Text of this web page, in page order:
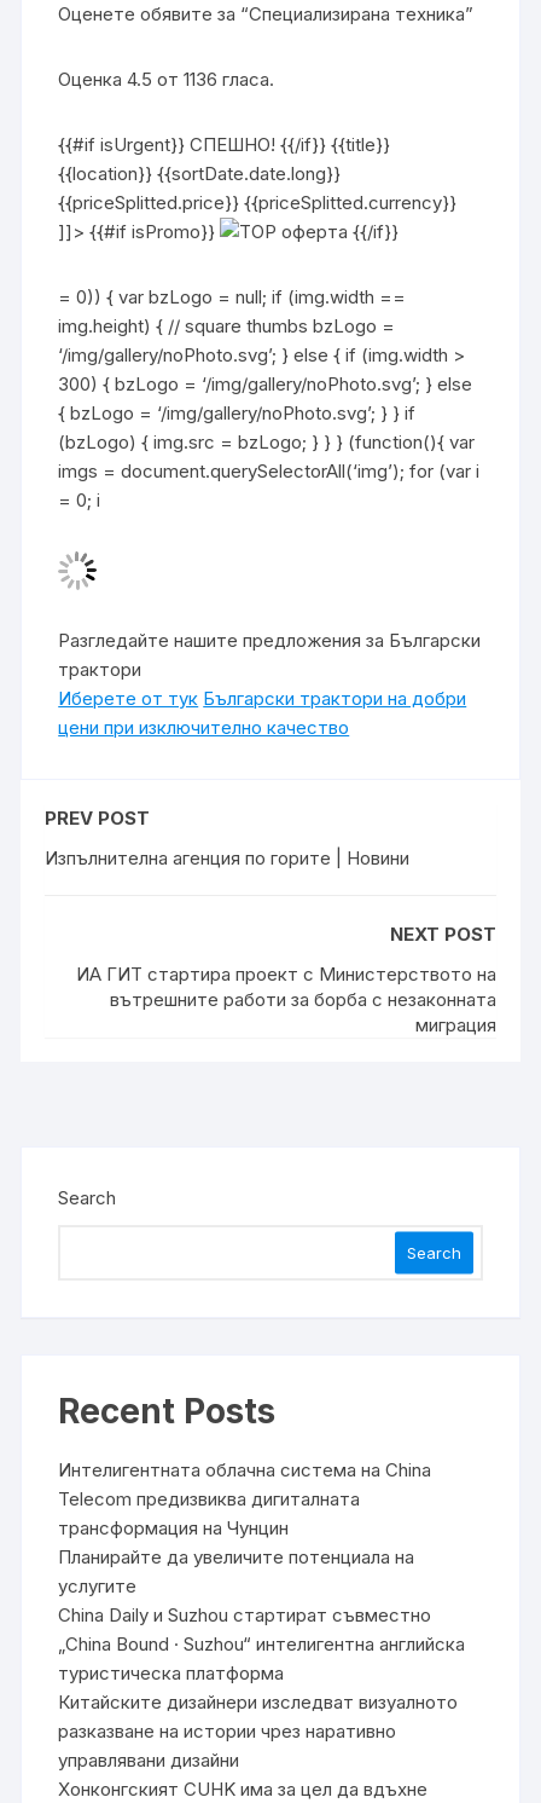
Оценете обявите за “Специализирана техника”
Оценка 4.5 от 1136 гласа.
{{#if isUrgent}} СПЕШНО! {{/if}} {{title}}
{{location}} {{sortDate.date.long}}
{{priceSplitted.price}} {{priceSplitted.currency}}
]]> {{#if isPromo}}
{{/if}}
= 0)) { var bzLogo = null; if (img.width ==
img.height) { // square thumbs bzLogo =
‘/img/gallery/noPhoto.svg’; } else { if (img.width >
300) { bzLogo = ‘/img/gallery/noPhoto.svg’; } else
{ bzLogo = ‘/img/gallery/noPhoto.svg’; } } if
(bzLogo) { img.src = bzLogo; } } } (function(){ var
imgs = document.querySelectorAll(‘img’); for (var i
= 0; i
Разгледайте нашите предложения за Български
трактори
Иберете от тук Български трактори на добри
цени при изключително качество
PREV POST
Изпълнителна агенция по горите | Новини
NEXT POST
ИА ГИТ стартира проект с Министерството на
вътрешните работи за борба с незаконната
миграция
Search
Search
Recent Posts
Интелигентната облачна система на China
Telecom предизвиква дигиталната
трансформация на Чунцин
Планирайте да увеличите потенциала на
услугите
China Daily и Suzhou стартират съвместно
„China Bound · Suzhou“ интелигентна английска
туристическа платформа
Китайските дизайнери изследват визуалното
разказване на истории чрез наративно
управлявани дизайни
Хонконгският CUHK има за цел да вдъхне